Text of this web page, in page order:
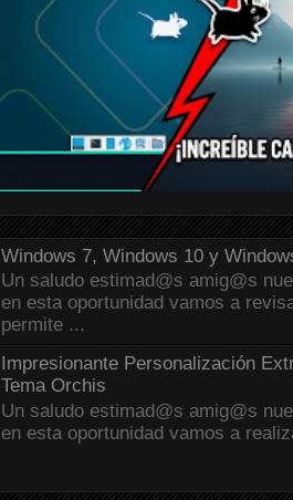
Windows 7, Windows 10 y
Un saludo estimad@s amig@s
en esta oportunidad vamos a
permite ...
Impresionante Personalización
Tema Orchis
Un saludo estimad@s amig@s
en esta oportunidad vamos a